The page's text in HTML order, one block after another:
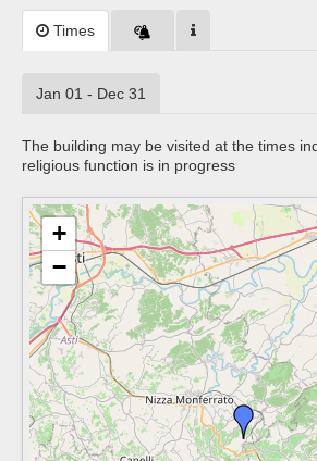
Times
Jan 01 - Dec 31
The building may be visited at the times
religious function is in progress
+
−